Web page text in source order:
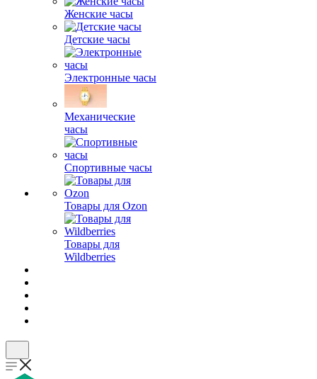
Женские часы
Детские часы
Электронные часы
Механические
часы
Спортивные часы
Товары для Ozon
Товары для
Wildberries